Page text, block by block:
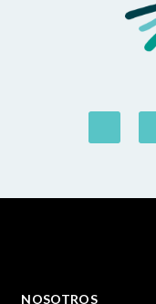
NOSOTROS